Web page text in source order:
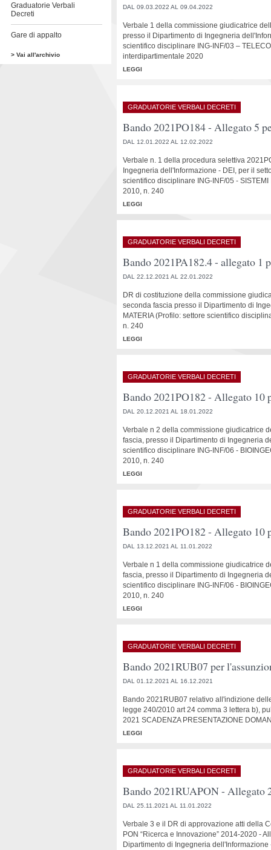
Graduatorie Verbali
Decreti
Gare di appalto
> Vai all'archivio
DAL 09.03.2022 AL 09.04.2022
Verbale 1 della commissione giudicatrice
presso il Dipartimento di Ingegneria
scientifico disciplinare ING-INF/03 –
interdipartimentale 2020
LEGGI
GRADUATORIE VERBALI DECRETI
Bando 2021PO184 - Allegato 5
DAL 12.01.2022 AL 12.02.2022
Verbale n. 1 della procedura selettiva
Ingegneria dell'Informazione - DEI, per il
scientifico disciplinare ING-INF/05 -
2010, n. 240
LEGGI
GRADUATORIE VERBALI DECRETI
Bando 2021PA182.4 - allegato 1
DAL 22.12.2021 AL 22.01.2022
DR di costituzione della commissione
seconda fascia presso il Dipartimento di
MATERIA (Profilo: settore scientifico
n. 240
LEGGI
GRADUATORIE VERBALI DECRETI
Bando 2021PO182 - Allegato
DAL 20.12.2021 AL 18.01.2022
Verbale n 2 della commissione giudicatrice
fascia, presso il Dipartimento di Ingegneria
scientifico disciplinare ING-INF/06 -
2010, n. 240
LEGGI
GRADUATORIE VERBALI DECRETI
Bando 2021PO182 - Allegato
DAL 13.12.2021 AL 11.01.2022
Verbale n 1 della commissione giudicatrice
fascia, presso il Dipartimento di Ingegneria
scientifico disciplinare ING-INF/06 -
2010, n. 240
LEGGI
GRADUATORIE VERBALI DECRETI
Bando 2021RUB07 per
DAL 01.12.2021 AL 16.12.2021
Bando 2021RUB07 relativo all'indizione
legge 240/2010 art 24 comma 3 lettera b),
2021 SCADENZA PRESENTAZIONE
LEGGI
GRADUATORIE VERBALI DECRETI
Bando 2021RUAPON - Allegato
DAL 25.11.2021 AL 11.01.2022
Verbale 3 e il DR di approvazione atti della
PON “Ricerca e Innovazione” 2014-2020 -
Dipartimento di Ingegneria